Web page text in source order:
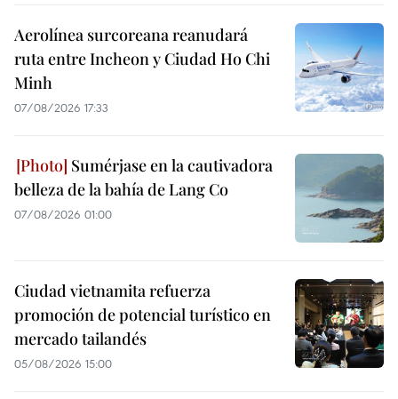
Aerolínea surcoreana reanudará
ruta entre Incheon y Ciudad Ho Chi
Minh
07/08/2026 17:33
Sumérjase en la cautivadora
belleza de la bahía de Lang Co
07/08/2026 01:00
Ciudad vietnamita refuerza
promoción de potencial turístico en
mercado tailandés
05/08/2026 15:00